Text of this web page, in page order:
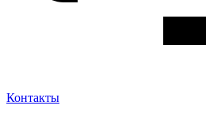
Контакты